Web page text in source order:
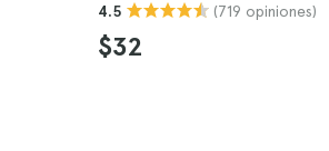
4.5 (719 opiniones)
$32